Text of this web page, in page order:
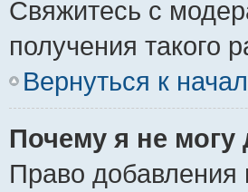
Свяжитесь с
получения такого
Вернуться к
Почему я не
Право добавления